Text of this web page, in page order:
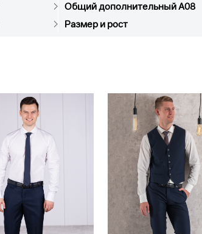
Общий дополнительный A08
Размер и рост